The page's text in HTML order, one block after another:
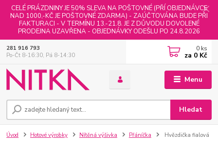
CELÉ PRÁZDNINY JE 50% SLEVA NA POŠTOVNÉ (PŘÍ OBJEDNÁVCE
NAD 1000,-KČ JE POŠTOVNÉ ZDARMA) - ZAÚČTOVÁNA BUDE PŘI
FAKTURACI - V TERMÍNU 13.-21.8. JE Z DŮVODU DOVOLENÉ
PRODEJNA UZAVŘENA - OBJEDNÁVKY ODEŠLU PO 24.8.2026
Menu
Hledat
281 916 793
Po-Čt 8-16:30, Pá 8-14:30
0 ks
za 0 Kč
Úvod Hotové výrobky Nítěná výšivka Přáníčka Hvězdička fialová